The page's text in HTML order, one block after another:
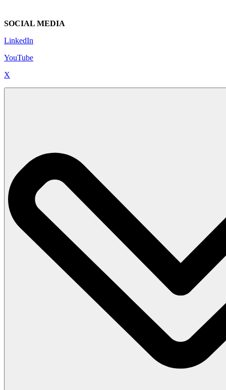
SOCIAL MEDIA
LinkedIn
YouTube
X